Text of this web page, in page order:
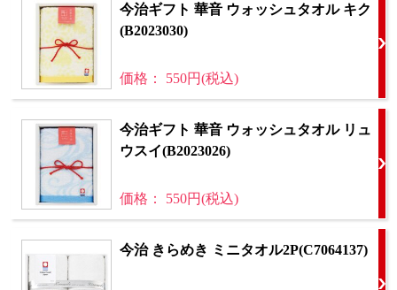
今治ギフト 華音 ウォッシュタオル キク
(B2023030)
価格： 550円(税込)
今治ギフト 華音 ウォッシュタオル リュ
ウスイ(B2023026)
価格： 550円(税込)
今治 きらめき ミニタオル2P(C7064137)